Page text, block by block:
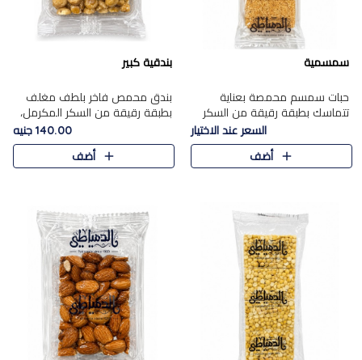
سمسمية
حبات سمسم محمصة بعناية
تتماسك بطبقة رقيقة من السكر
المكرمل، لتقدم طعم السمسم
المميز وقرمشتة التي ارتبطت ببهجة
المولد عبر الأجيال.
السعر عند الاختيار
أضف
بندقية كبير
بندق محمص فاخر بلطف مغلف
بطبقة رقيقة من السكر المكرمل،
يجمع بين النكهة الغنية ناتي
والقرمشة الراقية المرضية في
حلوى شرقية أنيقه بطابع مميز.
140.00 جنيه
أضف